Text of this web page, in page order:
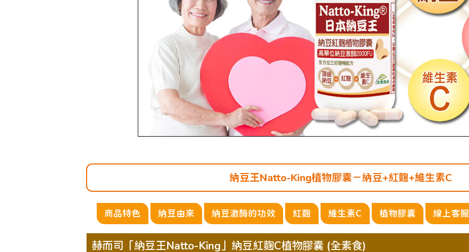
納豆王Natto-King植物膠囊－納豆+紅麴+維生素C
商品特色 納豆由來 納豆激酶的功效 紅麴 維生素C 植物膠囊 線上客服
赫而司「納豆王Natto-King」納豆紅麴C植物膠囊 (全素食)